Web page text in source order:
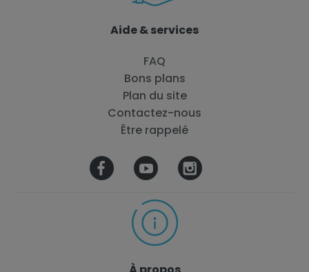
Aide & services
FAQ
Bons plans
Plan du site
Contactez-nous
Être rappelé